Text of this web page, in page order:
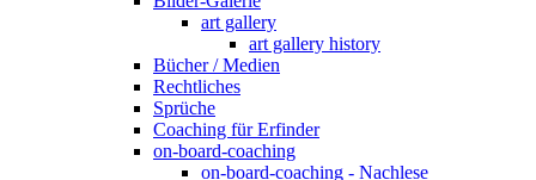
art gallery
art gallery history
Bücher / Medien
Rechtliches
Sprüche
Coaching für Erfinder
on-board-coaching
on-board-coaching - Nachlese